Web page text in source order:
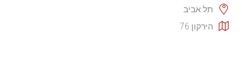
תל אביב
הירקון 76